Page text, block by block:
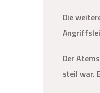
Die
Der
steil war.